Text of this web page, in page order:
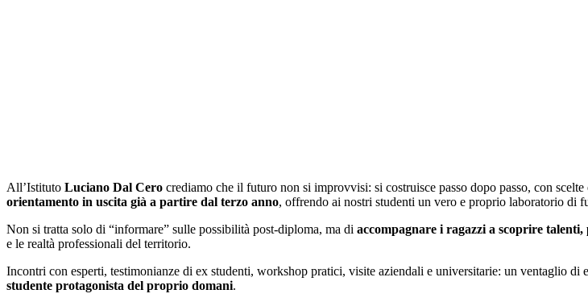
All’Istituto Luciano Dal Cero crediamo che il futuro non si improvvisi: si costruisce passo dopo passo, con
orientamento in uscita già a partire dal terzo anno, offrendo ai nostri studenti un vero e proprio laboratorio di
Non si tratta solo di “informare” sulle possibilità post-diploma, ma di accompagnare i ragazzi a scoprire talenti,
e le realtà professionali del territorio.
Incontri con esperti, testimonianze di ex studenti, workshop pratici, visite aziendali e universitarie: un ventaglio di
studente protagonista del proprio domani.